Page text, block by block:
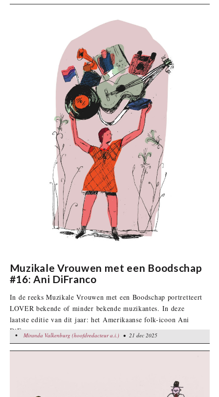
Muzikale Vrouwen met een Boodschap
#16: Ani DiFranco
In de reeks Muzikale Vrouwen met een Boodschap portretteert
LOVER bekende of minder bekende muzikantes. In deze
laatste editie van dit jaar: het Amerikaanse folk-icoon Ani
DiFranco.
Miranda Valkenburg (hoofdredacteur a.i.)• 21 dec 2025
•Miranda Valkenburg (hoofdredacteur a.i.) • 21 dec 2025